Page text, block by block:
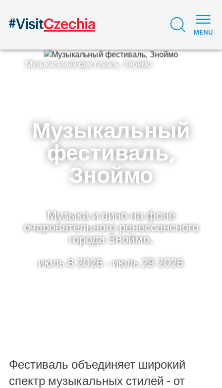
Музыкальный фестиваль, Зноймо
Музыкальный
фестиваль,
Зноймо
Музыка и вино на фоне
очаровательного ренессансного
города Зноймо.
июль 8 2026 - июль 29 2026
Фестиваль объединяет широкий
спектр музыкальных стилей - от